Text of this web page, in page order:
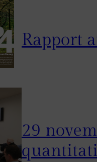
Rapport
29